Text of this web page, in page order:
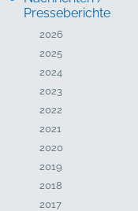
Presseberichte
2026
2025
2024
2023
2022
2021
2020
2019
2018
2017